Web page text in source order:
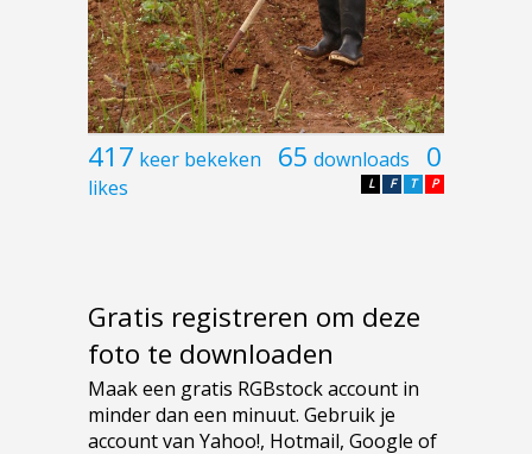
417 keer bekeken 65 downloads 0
likes P
T
F
L
Gratis registreren om deze
foto te downloaden